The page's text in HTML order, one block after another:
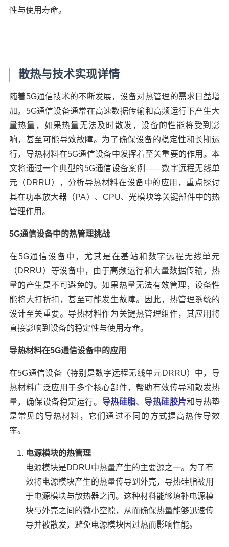
性与使用寿命。
散热与技术实现详情
随着5G通信技术的不断发展，设备对热管理的需求日益增
加。5G通信设备通常在高速数据传输和高频运行下产生大
量热量，如果热量无法及时散发，设备的性能将受到影
响，甚至可能导致故障。为了确保设备的稳定性和长期运
行，导热材料在5G通信设备中发挥着至关重要的作用。本
文将通过一个典型的5G通信设备案例——数字远程无线单
元（DRRU），分析导热材料在设备中的应用，重点探讨
其在功率放大器（PA）、CPU、光模块等关键部件中的热
管理作用。
5G通信设备中的热管理挑战
在5G通信设备中，尤其是在基站和数字远程无线单元
（DRRU）等设备中，由于高频运行和大量数据传输，热
量的产生是不可避免的。如果热量无法有效管理，设备性
能将大打折扣，甚至可能发生故障。因此，热管理系统的
设计至关重要。导热材料作为关键热管理组件，其应用将
直接影响到设备的稳定性与使用寿命。
导热材料在5G通信设备中的应用
在5G通信设备（特别是数字远程无线单元DRRU）中，导
热材料广泛应用于多个核心部件，帮助有效传导和散发热
量，确保设备稳定运行。 导热硅脂、 导热硅胶片和导热垫
是常见的导热材料，它们通过不同的方式提高热传导效
率。
电源模块的热管理
电源模块是DDRU中热量产生的主要源之一。为了有
效将电源模块产生的热量传导到外壳，导热硅脂被用
于电源模块与散热器之间。这种材料能够填补电源模
块与外壳之间的微小空隙，从而确保热量能够迅速传
导并被散发，避免电源模块因过热而影响性能。